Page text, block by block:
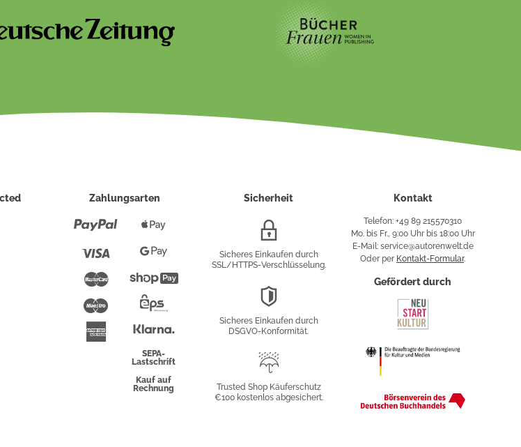
Zahlungsarten
Paypal
Mastercard
Maestro
American
Express
Pay
PayShopify
Überweisung
SEPA-
Lastschrift
Kauf auf
Rechnung
Sicherheit
Verschlüsselung
Sicheres Einkaufen durch
SSL/HTTPS-Verschlüsselung.
Sicheres Einkaufen durch
DSGVO-Konformität.
Käuferschutz
Trusted Shop Käuferschutz
€100 kostenlos abgesichert.
Kontakt
Telefon: +49 89 215570310
Mo. bis Fr., 9:00 Uhr bis 18:00 Uhr
E-Mail: service@autorenwelt.de
Oder per Kontakt-Formular.
Gefördert durch